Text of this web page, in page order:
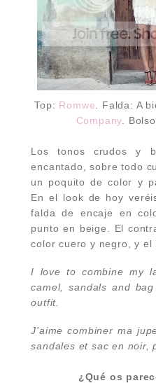
Top: Romwe . Falda: A
Company .
Los tonos crudos y
encantado, sobre todo
un poquito de color y
En el look de hoy
falda de encaje en
punto en beige. El
color cuero y negro, y el
I love to combine my
camel,sandals and bag
outfit.
J'aime combiner ma
sandales et sac en noir,
¿Qué os